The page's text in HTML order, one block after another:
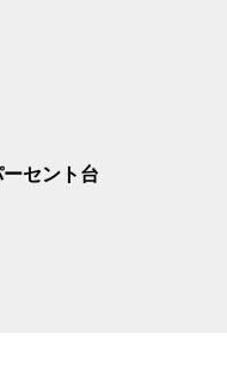
セント台